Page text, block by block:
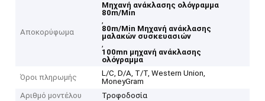
Αποκορύφωμα
Μηχανή ανάκλασης ολόγραμμα
80m/Min
,
80m/Min Μηχανή ανάκλασης
μαλακών συσκευασιών
,
100mn μηχανή ανάκλασης
ολόγραμμα
Όροι πληρωμής
L/C, D/A, T/T, Western Union,
MoneyGram
Αριθμό μοντέλου
Τροφοδοσία